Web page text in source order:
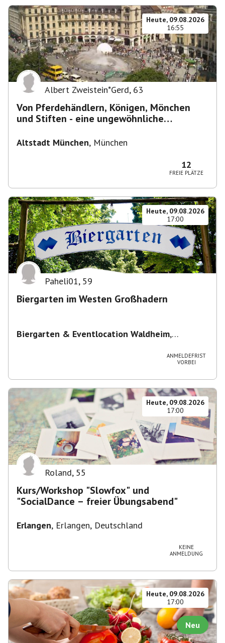
Heute, 09.08.2026
16:55
Albert Zweistein*Gerd, 63
Von Pferdehändlern, Königen, Mönchen
und Stiften - eine ungewöhnliche
Altstadt München, München
12
FREIE PLÄTZE
Heute, 09.08.2026
17:00
Paheli01, 59
Biergarten im Westen Großhadern
Biergarten & Eventlocation Waldheim,
ANMELDEFRIST
VORBEI
Heute, 09.08.2026
17:00
Roland, 55
Kurs/Workshop "Slowfox" und
"SocialDance – freier Übungsabend"
Erlangen, Erlangen, Deutschland
KEINE
ANMELDUNG
Heute, 09.08.2026
17:00
Neu